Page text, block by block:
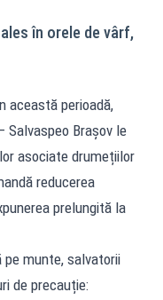
în orele de vârf,
această perioadă,
Salvaspeo Brașov le
asociate drumețiilor
reducerea
prelungită la
munte, salvatorii
de precauție: